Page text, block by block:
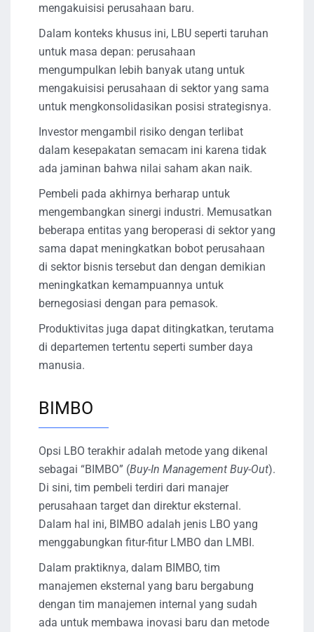
mengakuisisi perusahaan baru.
Dalam konteks khusus ini, LBU seperti taruhan
untuk masa depan: perusahaan
mengumpulkan lebih banyak utang untuk
mengakuisisi perusahaan di sektor yang sama
untuk mengkonsolidasikan posisi strategisnya.
Investor mengambil risiko dengan terlibat
dalam kesepakatan semacam ini karena tidak
ada jaminan bahwa nilai saham akan naik.
Pembeli pada akhirnya berharap untuk
mengembangkan sinergi industri. Memusatkan
beberapa entitas yang beroperasi di sektor yang
sama dapat meningkatkan bobot perusahaan
di sektor bisnis tersebut dan dengan demikian
meningkatkan kemampuannya untuk
bernegosiasi dengan para pemasok.
Produktivitas juga dapat ditingkatkan, terutama
di departemen tertentu seperti sumber daya
manusia.
BIMBO
Opsi LBO terakhir adalah metode yang dikenal
sebagai “BIMBO” (Buy-In Management Buy-Out).
Di sini, tim pembeli terdiri dari manajer
perusahaan target dan direktur eksternal.
Dalam hal ini, BIMBO adalah jenis LBO yang
menggabungkan fitur-fitur LMBO dan LMBI.
Dalam praktiknya, dalam BIMBO, tim
manajemen eksternal yang baru bergabung
dengan tim manajemen internal yang sudah
ada untuk membawa inovasi baru dan metode